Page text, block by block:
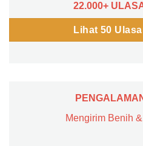
22.000+
Lihat 50
Mengirim Benih